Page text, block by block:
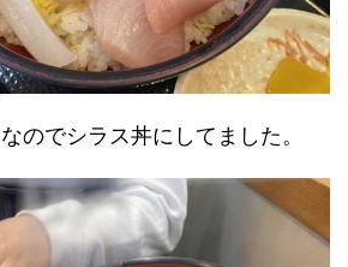
のでシラス丼にしてました。